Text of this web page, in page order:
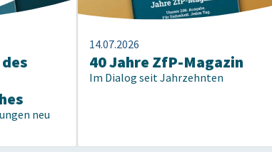
neu
14.07.2026
40 Jahre ZfP-Magazin
Im Dialog seit Jahrzehnten